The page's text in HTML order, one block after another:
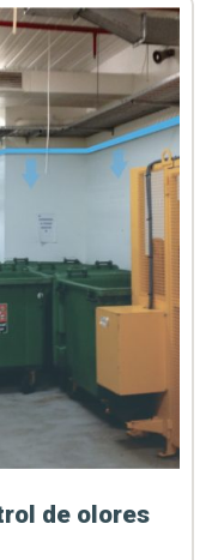
de olores